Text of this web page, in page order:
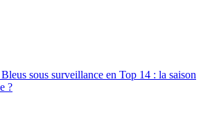
sous surveillance en Top 14 : la saison
?